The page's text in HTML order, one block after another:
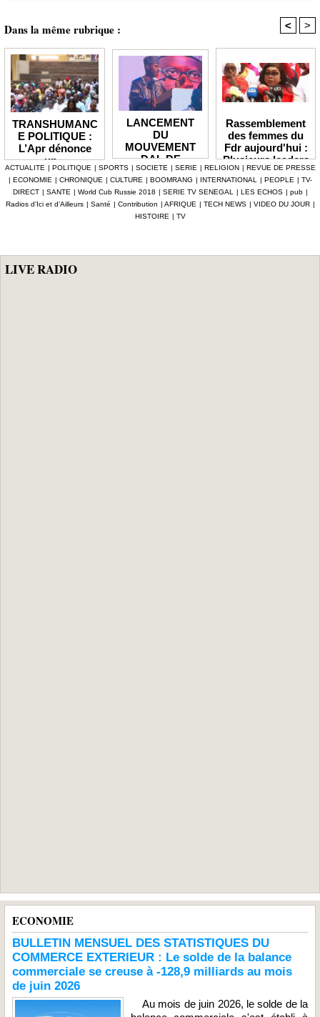
Dans la même rubrique : < >
TRANSHUMANC
E POLITIQUE :
L’Apr dénonce
un «
détournement de
la volonté
populaire » et
réclame une
LANCEMENT
DU
MOUVEMENT
DAL DE
BABACAR
MBENGUE :
Aldiouma Sow
«drague» le
maire de Hann
Rassemblement
des femmes du
Fdr aujourd'hui :
Plusieurs leaders
de l'opposition
annoncés
ACTUALITE | POLITIQUE | SPORTS | SOCIETE | SERIE | RELIGION | REVUE DE PRESSE
| ECONOMIE | CHRONIQUE | CULTURE | BOOMRANG | INTERNATIONAL | PEOPLE | TV-
DIRECT | SANTE | World Cub Russie 2018 | SERIE TV SENEGAL | LES ECHOS | pub |
Radios d’Ici et d’Ailleurs | Santé | Contribution | AFRIQUE | TECH NEWS | VIDEO DU JOUR |
HISTOIRE | TV
LIVE RADIO
ECONOMIE
BULLETIN MENSUEL DES STATISTIQUES DU
COMMERCE EXTERIEUR : Le solde de la balance
commerciale se creuse à -128,9 milliards au mois
de juin 2026
Au mois de juin 2026, le solde de la